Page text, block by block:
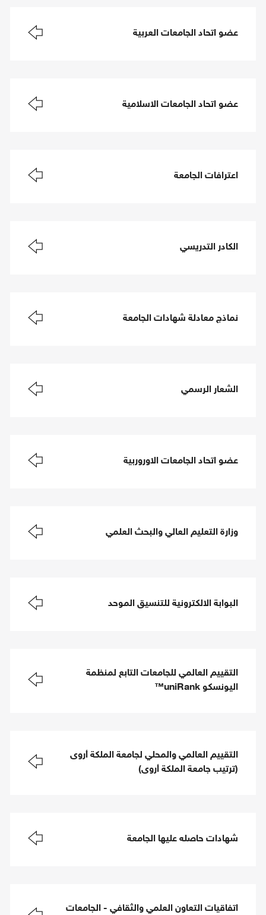
عضو اتحاد الجامعات العربية
عضو اتحاد الجامعات الاسلامية
اعترافات الجامعة
الكادر التدريسي
نماذج معادلة شهادات الجامعة
الشعار الرسمي
عضو اتحاد الجامعات الاوروربية
وزارة التعليم العالي والبحث العلمي
البوابة الالكترونية للتنسيق الموحد
التقييم العالمي للجامعات التابع لمنظمة
اليونسكو uniRank™
التقييم العالمي والمحلي لجامعة الملكة أروى
(ترتيب جامعة الملكة أروى)
شهادات حاصله عليها الجامعة
اتفاقيات التعاون العلمي والثقافي - الجامعات